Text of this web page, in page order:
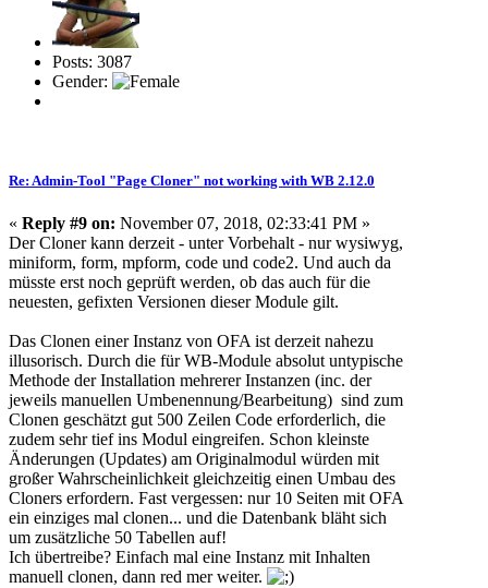
Posts: 3087
Gender:
Re: Admin-Tool "Page Cloner" not working with WB 2.12.0
« Reply #9 on: November 07, 2018, 02:33:41 PM »
Der Cloner kann derzeit - unter Vorbehalt - nur wysiwyg,
miniform, form, mpform, code und code2. Und auch da
müsste erst noch geprüft werden, ob das auch für die
neuesten, gefixten Versionen dieser Module gilt.
Das Clonen einer Instanz von OFA ist derzeit nahezu
illusorisch. Durch die für WB-Module absolut untypische
Methode der Installation mehrerer Instanzen (inc. der
jeweils manuellen Umbenennung/Bearbeitung) sind zum
Clonen geschätzt gut 500 Zeilen Code erforderlich, die
zudem sehr tief ins Modul eingreifen. Schon kleinste
Änderungen (Updates) am Originalmodul würden mit
großer Wahrscheinlichkeit gleichzeitig einen Umbau des
Cloners erfordern. Fast vergessen: nur 10 Seiten mit OFA
ein einziges mal clonen... und die Datenbank bläht sich
um zusätzliche 50 Tabellen auf!
Ich übertreibe? Einfach mal eine Instanz mit Inhalten
manuell clonen, dann red mer weiter.